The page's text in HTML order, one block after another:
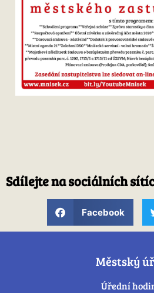
Sdílejte na sociálních
Facebook
Městský
Úřední